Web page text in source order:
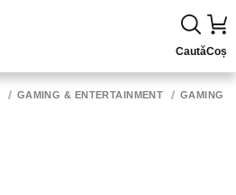
CautăCoș
GAMING & ENTERTAINMENT GAMING